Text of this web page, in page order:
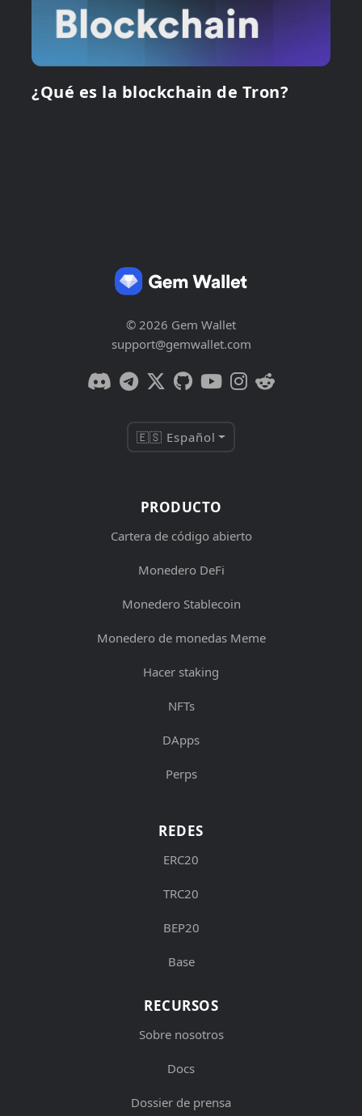
¿Qué es la blockchain de Tron?
© 2026 Gem Wallet
support@gemwallet.com
🇪🇸 Español
PRODUCTO
Cartera de código abierto
Monedero DeFi
Monedero Stablecoin
Monedero de monedas Meme
Hacer staking
NFTs
DApps
Perps
REDES
ERC20
TRC20
BEP20
Base
RECURSOS
Sobre nosotros
Docs
Dossier de prensa